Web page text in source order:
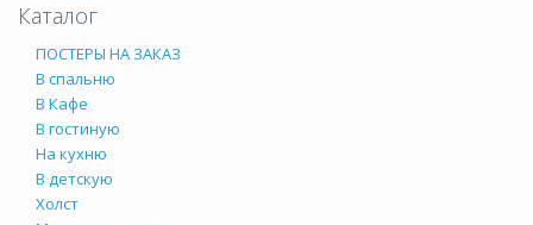
Каталог
ПОСТЕРЫ НА ЗАКАЗ
В спальню
В Кафе
В гостиную
На кухню
В детскую
Холст